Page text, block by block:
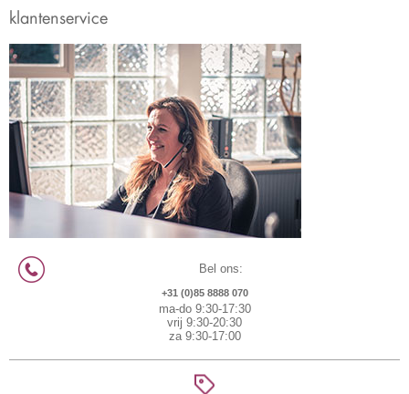
klantenservice
Bel ons:
+31 (0)85 8888 070
ma-do 9:30-17:30
vrij 9:30-20:30
za 9:30-17:00